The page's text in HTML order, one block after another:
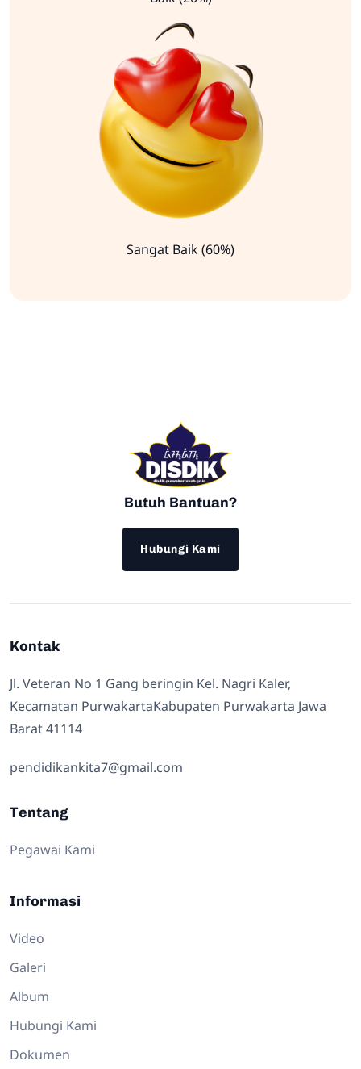
Sangat Baik (60%)
Butuh Bantuan?
Hubungi Kami
Kontak
Jl. Veteran No 1 Gang beringin Kel. Nagri Kaler,
Kecamatan PurwakartaKabupaten Purwakarta Jawa
Barat 41114
pendidikankita7@gmail.com
Tentang
Pegawai Kami
Informasi
Video
Galeri
Album
Hubungi Kami
Dokumen